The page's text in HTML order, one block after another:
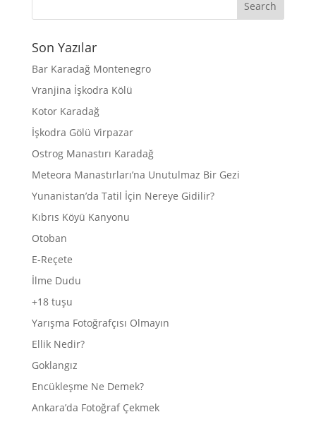
Son Yazılar
Bar Karadağ Montenegro
Vranjina İşkodra Kölü
Kotor Karadağ
İşkodra Gölü Virpazar
Ostrog Manastırı Karadağ
Meteora Manastırları’na Unutulmaz Bir Gezi
Yunanistan’da Tatil İçin Nereye Gidilir?
Kıbrıs Köyü Kanyonu
Otoban
E-Reçete
İlme Dudu
+18 tuşu
Yarışma Fotoğrafçısı Olmayın
Ellik Nedir?
Goklangız
Encükleşme Ne Demek?
Ankara’da Fotoğraf Çekmek